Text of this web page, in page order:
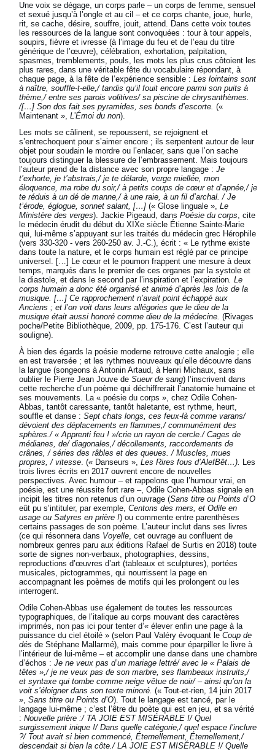
Une voix se dégage, un corps parle – un corps de femme, sensuel
et sexué jusqu’à l’ongle et au cil – et ce corps chante, joue, hurle,
rit, se cache, désire, souffre, jouit, attend. Dans cette voix toutes
les ressources de la langue sont convoquées : tour à tour appels,
soupirs, fièvre et ivresse (à l’image du feu et de l’eau du titre
générique de l’œuvre), célébration, exhortation, palpitation,
spasmes, tremblements, pouls, les mots les plus crus côtoient les
plus rares, dans une véritable fête du vocabulaire répondant, à
chaque page, à la fête de l’expérience sensible :Les lointains sont
à naître, souffle-t-elle,/ tandis qu’il fouit encore parmi son puits à
thème,/ entre ses parois volitives/ sa piscine de chrysanthèmes.
/[…] Son dos fait ses pyramides, ses bonds d’escorte. («
Maintenant »,L’Émoi du non).
Les mots se câlinent, se repoussent, se rejoignent et
s’entrechoquent pour s’aimer encore ; ils serpentent autour de leur
objet pour soudain le mordre ou l’enlacer, sans que l’on sache
toujours distinguer la blessure de l’embrassement. Mais toujours
l’auteur prend de la distance avec son propre langage :Je
t’exhorte, je t’abstrais,/ je te délarde, verge miellée, mon
éloquence, ma robe du soir,/ à petits coups de cœur et d’apnée,/ je
te réduis à un dé de manne,/ à une raie, à un fil d’archal. / Je
t’érode, églogue, sonnet salant, […] (« Glose linguale »,Le
Ministère des verges). Jackie Pigeaud, dansPoésie du corps, cite
le médecin érudit du début du XIXe siècle Étienne Sainte-Marie
qui, lui-même s’appuyant sur les traités du médecin grec Hérophile
(vers 330-320 - vers 260-250 av. J.-C.), écrit : « Le rythme existe
dans toute la nature, et le corps humain est réglé par ce principe
universel. […] Le cœur et le poumon frappent une mesure à deux
temps, marqués dans le premier de ces organes par la systole et
la diastole, et dans le second par l’inspiration et l’expiration. Le
corps humain a donc été organisé et animé d’après les lois de la
musique. […] Ce rapprochement n’avait point échappé aux
Anciens ; et l’on voit dans leurs allégories que le dieu de la
musique était aussi honoré comme dieu de la médecine. (Rivages
poche/Petite Bibliothèque, 2009, pp. 175-176. C’est l’auteur qui
souligne).
À bien des égards la poésie moderne retrouve cette analogie ; elle
en est traversée ; et les rythmes nouveaux qu’elle découvre dans
la langue (songeons à Antonin Artaud, à Henri Michaux, sans
oublier le Pierre Jean Jouve deSueur de sang) l’inscrivent dans
cette recherche d’un poème qui déchiffrerait l’anatomie humaine et
ses mouvements. La « poésie du corps », chez Odile Cohen-
Abbas, tantôt caressante, tantôt haletante, est rythme, heurt,
souffle et danse :Sept chats longs, ces feux-là comme varans/
dévoient des déplacements en flammes,/ communément des
sphères./ « Apprenti feu ! »/crie un rayon de cercle./ Cages de
médianes, de/ diagonales,/ décollements, raccordements de
crânes, / séries des râbles et des queues. / Muscles, mues
propres, / vitesse. (« Danseurs »,Les Rires fous d’AlefBêt…). Les
trois livres écrits en 2017 ouvrent encore de nouvelles
perspectives. Avec humour – et rappelons que l’humour vrai, en
poésie, est une réussite fort rare –, Odile Cohen-Abbas signale en
incipit les titres non retenus d’un ouvrage (Sans titre ou Points d’O
eût pu s’intituler, par exemple,Centons des mers, et Odile en
usage ou Satyres en prière !) ou commente entre parenthèses
certains passages de son poème. L’auteur inclut dans ses livres
(ce qui résonnera dans Voyelle, cet ouvrage au confluent de
nombreux genres paru aux éditions Rafael de Surtis en 2018) toute
sorte de signes non-verbaux, photographies, dessins,
reproductions d’œuvres d’art (tableaux et sculptures), portées
musicales, pictogrammes, qui nourrissent la page en
accompagnant les poèmes de motifs qui les prolongent ou les
interrogent.
Odile Cohen-Abbas use également de toutes les ressources
typographiques, de l’italique au corps mouvant des caractères
imprimés, non pas ici pour tenter d’« élever enfin une page à la
puissance du ciel étoilé » (selon Paul Valéry évoquant leCoup de
dés de Stéphane Mallarmé), mais comme pour éparpiller le livre à
l’intérieur de lui-même – et accomplir une danse dans une chambre
d’échos :Je ne veux pas d’un mariage lettré/ avec le « Palais de
têtes »,/ je ne veux pas de son marbre, ses flambeaux instruits,/
et syntaxe qui tombe comme neige vêtue de noir/ – ainsi qu’on la
voit s’éloigner dans son texte minoré. (« Tout-et-rien, 14 juin 2017
»,Sans titre ou Points d’O). Tout le langage est tancé, par le
langage lui-même ; c’est l’être du poète qui est en jeu, et sa vérité
:Nouvelle prière :/ TA JOIE EST MISÉRABLE !/ Quel
surgissement inique !/ Dans quelle catégorie,/ quel espace l’inclure
?/ Tout avait si bien commencé, Éternellement, Éternellement,/
descendait si bien la côte./ LA JOIE EST MISÉRABLE !/ Quelle